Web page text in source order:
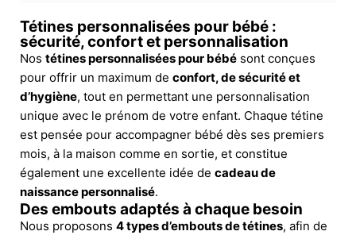
Tétines personnalisées pour bébé :
sécurité, confort et personnalisation
Nos tétines personnalisées pour bébé sont conçues
pour offrir un maximum de confort, de sécurité et
d’hygiène, tout en permettant une personnalisation
unique avec le prénom de votre enfant. Chaque tétine
est pensée pour accompagner bébé dès ses premiers
mois, à la maison comme en sortie, et constitue
également une excellente idée de cadeau de
naissance personnalisé.
Des embouts adaptés à chaque besoin
Nous proposons 4 types d’embouts de tétines, afin de